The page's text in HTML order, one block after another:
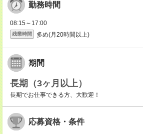
勤務時間
08:15～17:00
残業時間 多め(月20時間以上)
期間
長期（3ヶ月以上）
長期でお仕事できる方、大歓迎！
応募資格・条件